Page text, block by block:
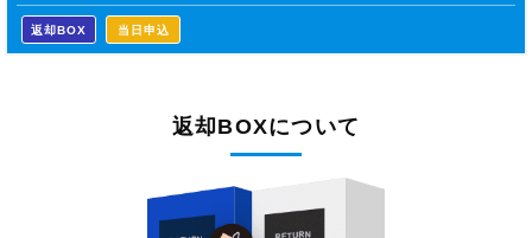
返却BOX 当日申込
返却BOXについて